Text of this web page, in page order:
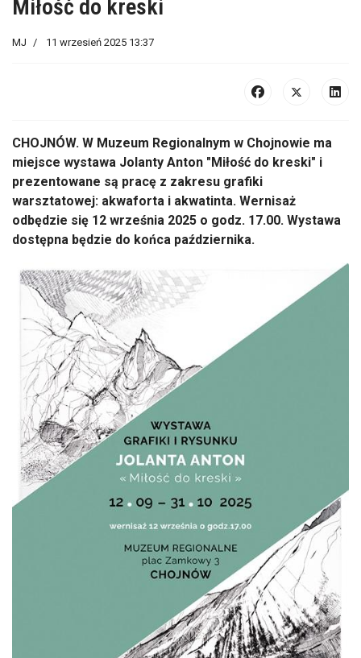
Miłość do kreski
MJ 11 wrzesień 2025 13:37
CHOJNÓW. W Muzeum Regionalnym w Chojnowie ma
miejsce wystawa Jolanty Anton "Miłość do kreski" i
prezentowane są pracę z zakresu grafiki
warsztatowej: akwaforta i akwatinta. Wernisaż
odbędzie się 12 września 2025 o godz. 17.00. Wystawa
dostępna będzie do końca października.